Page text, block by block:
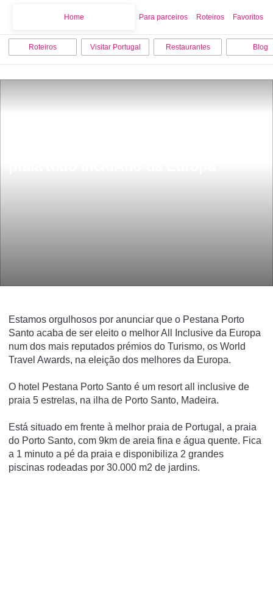
Home Para parceiros Roteiros Favoritos
Roteiros Visitar Portugal Restaurantes Blog
Estamos orgulhosos por anunciar que o Pestana Porto
Santo acaba de ser eleito o melhor All Inclusive da Europa
num dos mais reputados prémios do Turismo, os World
Travel Awards, na eleição dos melhores da Europa.
O hotel Pestana Porto Santo é um resort all inclusive de
praia 5 estrelas, na ilha de Porto Santo, Madeira.
Está situado em frente à melhor praia de Portugal , a praia
do Porto Santo, com 9km de areia fina e água quente. Fica
a 1 minuto a pé da praia e disponibiliza 2 grandes
piscinas rodeadas por 30.000 m2 de jardins.